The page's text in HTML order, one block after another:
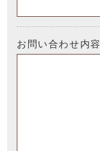
お問い合わせ内容